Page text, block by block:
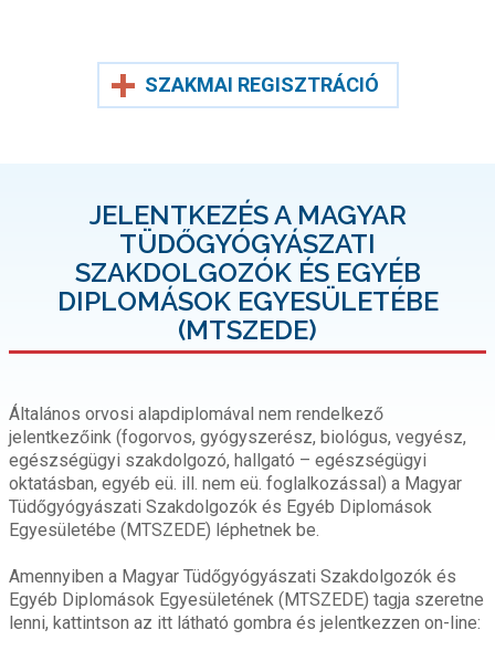
SZAKMAI REGISZTRÁCIÓ
JELENTKEZÉS A MAGYAR
TÜDŐGYÓGYÁSZATI
SZAKDOLGOZÓK ÉS EGYÉB
DIPLOMÁSOK EGYESÜLETÉBE
(MTSZEDE)
Általános orvosi alapdiplomával nem rendelkező
jelentkezőink (fogorvos, gyógyszerész, biológus, vegyész,
egészségügyi szakdolgozó, hallgató – egészségügyi
oktatásban, egyéb eü. ill. nem eü. foglalkozással) a Magyar
Tüdőgyógyászati Szakdolgozók és Egyéb Diplomások
Egyesületébe (MTSZEDE) léphetnek be.
Amennyiben a Magyar Tüdőgyógyászati Szakdolgozók és
Egyéb Diplomások Egyesületének (MTSZEDE) tagja szeretne
lenni, kattintson az itt látható gombra és jelentkezzen on-line: